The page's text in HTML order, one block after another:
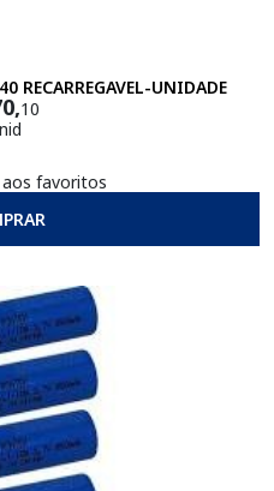
RECARREGAVEL-UNIDADE
10
favoritos